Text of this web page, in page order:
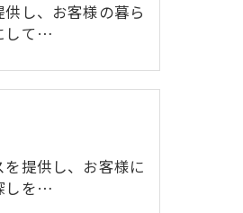
し、お客様の暮ら
して…
提供し、お客様に
しを…